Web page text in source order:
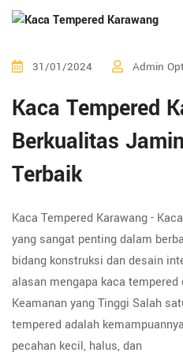
31/01/2024 Admin
Kaca Tempered
Berkualitas
Terbaik
Kaca Tempered Karawang -
yang sangat penting dalam
bidang konstruksi dan desain
alasan mengapa kaca
Keamanan yang Tinggi Salah
tempered adalah
pecahan kecil, halus, dan